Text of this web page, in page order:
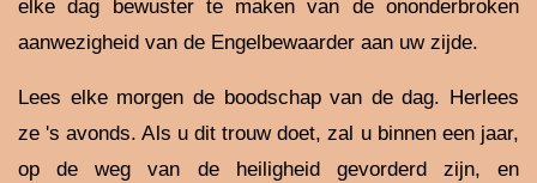
elke dag bewuster te maken van de ononderbroken
aanwezigheid van de Engelbewaarder aan uw zijde.
Lees elke morgen de boodschap van de dag. Herlees
ze 's avonds. Als u dit trouw doet, zal u binnen een jaar,
op de weg van de heiligheid gevorderd zijn, en